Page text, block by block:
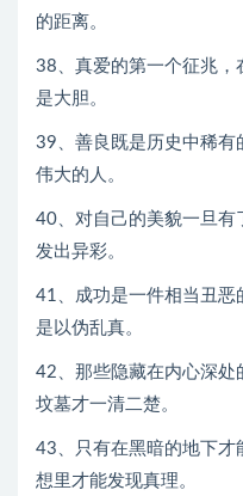
的距离。
38、真爱的第一个征兆，
是大胆。
39、善良既是历史中稀有
伟大的人。
40、对自己的美貌一旦有
发出异彩。
41、成功是一件相当丑恶
是以伪乱真。
42、那些隐藏在内心深处
坟墓才一清二楚。
43、只有在黑暗的地下才
想里才能发现真理。